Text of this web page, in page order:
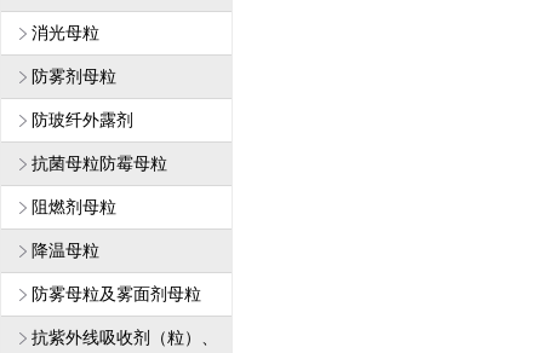
消光母粒
防雾剂母粒
防玻纤外露剂
抗菌母粒防霉母粒
阻燃剂母粒
降温母粒
防雾母粒及雾面剂母粒
抗紫外线吸收剂（粒）、